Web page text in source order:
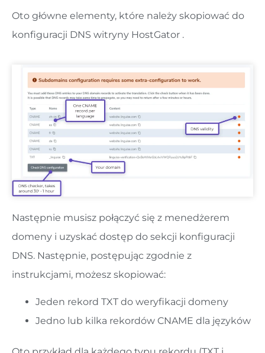
Oto główne elementy, które należy skopiować do
konfiguracji DNS witryny HostGator .
Następnie musisz połączyć się z menedżerem
domeny i uzyskać dostęp do sekcji konfiguracji
DNS. Następnie, postępując zgodnie z
instrukcjami, możesz skopiować:
Jeden rekord TXT do weryfikacji domeny
Jedno lub kilka rekordów CNAME dla języków